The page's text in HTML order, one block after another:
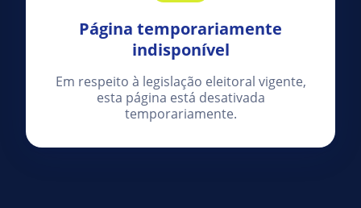
Página temporariamente
indisponível
Em respeito à legislação eleitoral vigente,
esta página está desativada
temporariamente.